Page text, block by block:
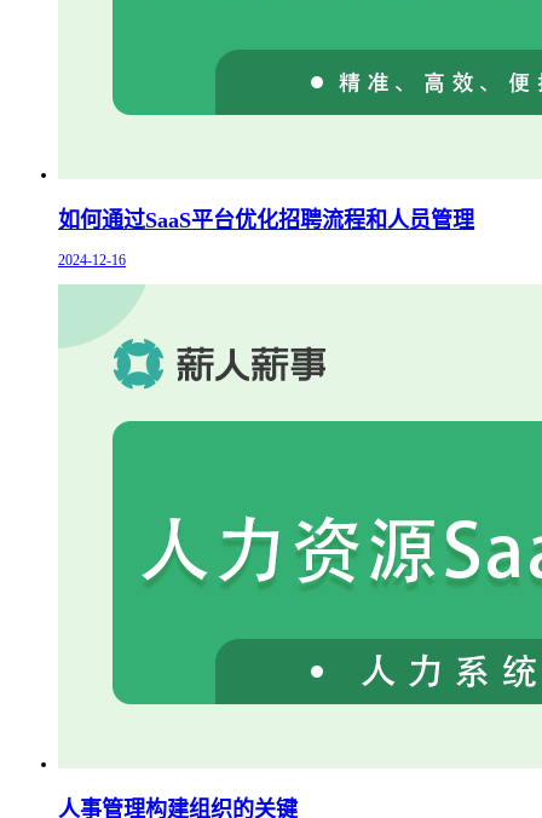
如何通过SaaS平台优化招聘流程和人员管理
2024-12-16
人事管理构建组织的关键